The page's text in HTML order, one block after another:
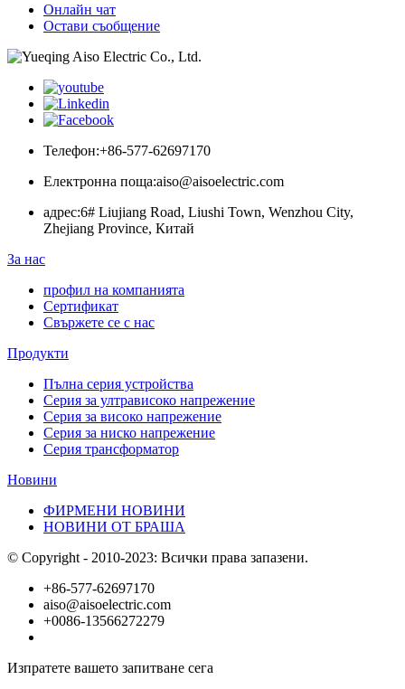
Онлайн чат
Остави съобщение
Телефон:+86-577-62697170
Електронна поща:aiso@aisoelectric.com
адрес:6# Liujiang Road, Liushi Town, Wenzhou City,
Zhejiang Province, Китай
За нас
профил на компанията
Сертификат
Свържете се с нас
Продукти
Пълна серия устройства
Серия за ултрависоко напрежение
Серия за високо напрежение
Серия за ниско напрежение
Серия трансформатор
Новини
ФИРМЕНИ НОВИНИ
НОВИНИ ОТ БРАША
© Copyright - 2010-2023: Всички права запазени.
+86-577-62697170
aiso@aisoelectric.com
+0086-13566272279
Изпратете вашето запитване сега